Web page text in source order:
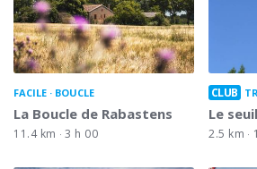
FACILE BOUCLE
La Boucle de Rabastens
11.4 km 3 h 00
CLUB
Le
2.5 km